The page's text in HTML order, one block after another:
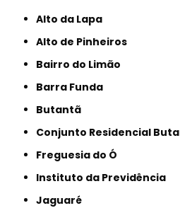
Alto da Lapa
Alto de Pinheiros
Bairro do Limão
Barra Funda
Butantã
Conjunto Residencial
Freguesia do Ó
Instituto da Previdência
Jaguaré